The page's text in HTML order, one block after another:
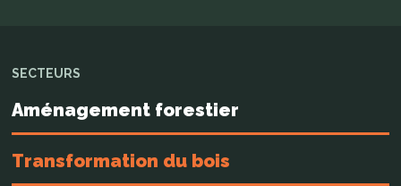
SECTEURS
Aménagement forestier
Transformation du bois